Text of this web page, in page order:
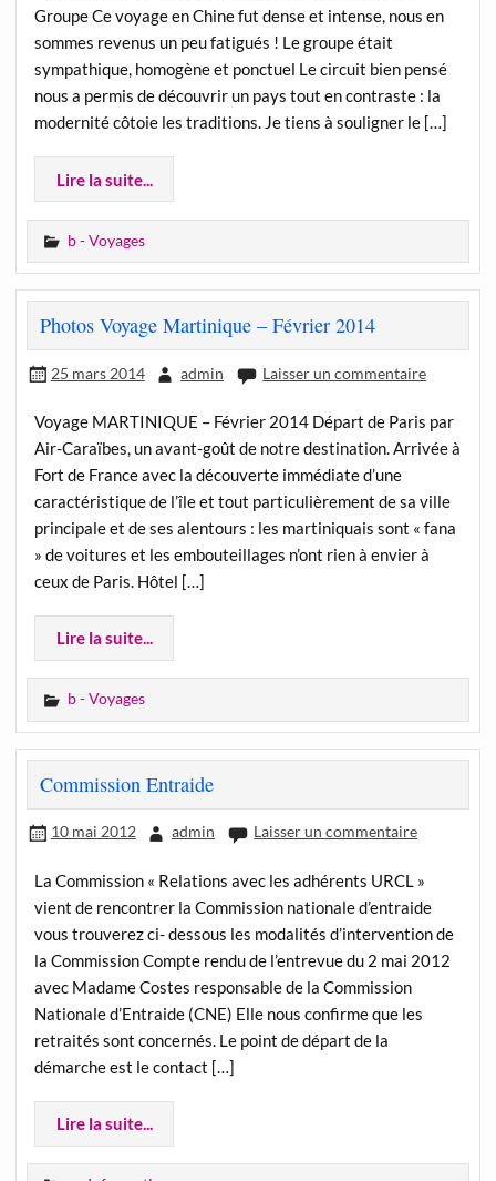
Groupe Ce voyage en Chine fut dense et intense, nous en
sommes revenus un peu fatigués ! Le groupe était
sympathique, homogène et ponctuel Le circuit bien pensé
nous a permis de découvrir un pays tout en contraste : la
modernité côtoie les traditions. Je tiens à souligner le […]
Lire la suite...
b - Voyages
Photos Voyage Martinique – Février 2014
25 mars 2014 admin Laisser un commentaire
Voyage MARTINIQUE – Février 2014 Départ de Paris par
Air-Caraïbes, un avant-goût de notre destination. Arrivée à
Fort de France avec la découverte immédiate d’une
caractéristique de l’île et tout particulièrement de sa ville
principale et de ses alentours : les martiniquais sont « fana
» de voitures et les embouteillages n’ont rien à envier à
ceux de Paris. Hôtel […]
Lire la suite...
b - Voyages
Commission Entraide
10 mai 2012 admin Laisser un commentaire
La Commission « Relations avec les adhérents URCL »
vient de rencontrer la Commission nationale d’entraide
vous trouverez ci- dessous les modalités d’intervention de
la Commission Compte rendu de l’entrevue du 2 mai 2012
avec Madame Costes responsable de la Commission
Nationale d’Entraide (CNE) Elle nous confirme que les
retraités sont concernés. Le point de départ de la
démarche est le contact […]
Lire la suite...